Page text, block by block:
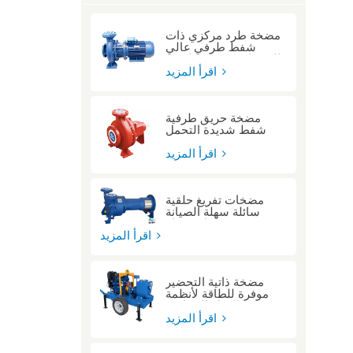
مضخة طرد مركزي ذات
شفط طرفي عالي
الضغط ومقترنة مباشرة
مضخة حريق طرفية
شفط شديدة التحمل
معتمدة من مختبرات UL
للمباني الشاهقة
مضخات تفريغ حلقية
سائلة سهلة الصيانة
بتصميم حامل محرك
مضخة ذاتية التحضير
موفرة للطاقة لأنظمة
المياه الصناعية